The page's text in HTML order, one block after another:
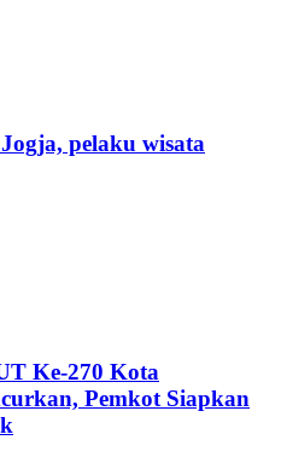
pelaku wisata
Ke-270 Kota
Pemkot Siapkan